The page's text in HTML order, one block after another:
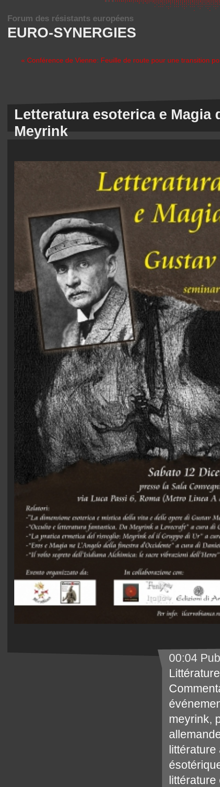
EURO-SYNERGIES
Forum des résistants européens
« Conférence de Vienne: Feuille de route pour une transition
Letteratura esoterica e Magia
Meyrink
00:04
Littérature
meyrink,
littérature
littérature